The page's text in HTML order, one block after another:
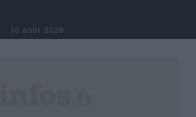
10 août 2026